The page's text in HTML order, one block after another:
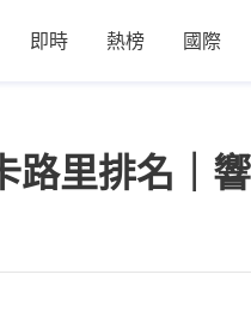
即時 熱榜 國際
里排名｜